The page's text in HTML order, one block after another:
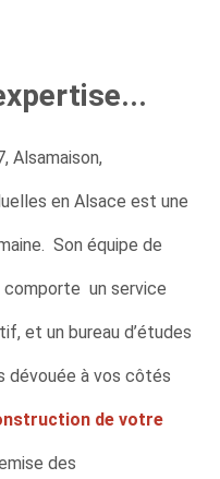
Alsamaison,
en Alsace est une
Son équipe de
comporte un service
et un bureau d’études
dévouée à vos côtés
de votre
des